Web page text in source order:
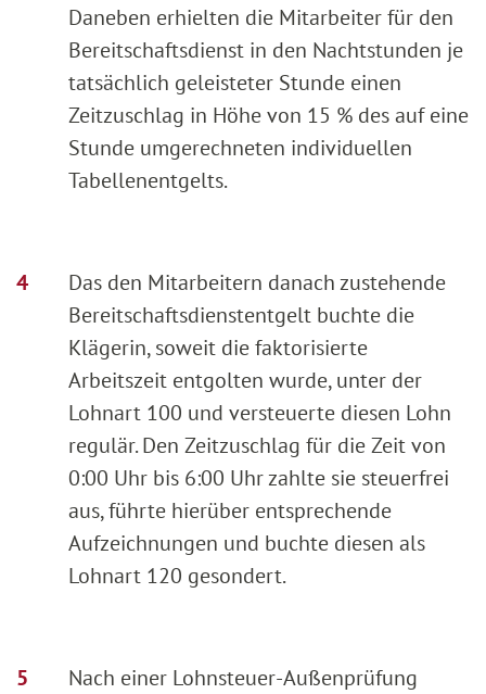
Daneben erhielten die Mitarbeiter für den
Bereitschaftsdienst in den Nachtstunden je
tatsächlich geleisteter Stunde einen
Zeitzuschlag in Höhe von 15 % des auf eine
Stunde umgerechneten individuellen
Tabellenentgelts.
Das den Mitarbeitern danach zustehende
Bereitschaftsdienstentgelt buchte die
Klägerin, soweit die faktorisierte
Arbeitszeit entgolten wurde, unter der
Lohnart 100 und versteuerte diesen Lohn
regulär. Den Zeitzuschlag für die Zeit von
0:00 Uhr bis 6:00 Uhr zahlte sie steuerfrei
aus, führte hierüber entsprechende
Aufzeichnungen und buchte diesen als
Lohnart 120 gesondert.
Nach einer Lohnsteuer-Außenprüfung